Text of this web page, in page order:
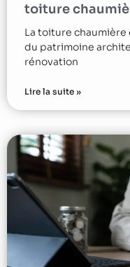
toiture
La toiture
du patrimoine
rénovation
Lire la suite »